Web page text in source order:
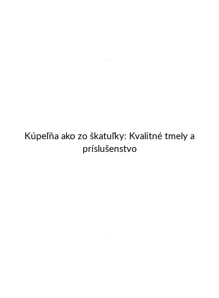
Kúpeľňa ako zo škatuľky: Kvalitné tmely a
príslušenstvo